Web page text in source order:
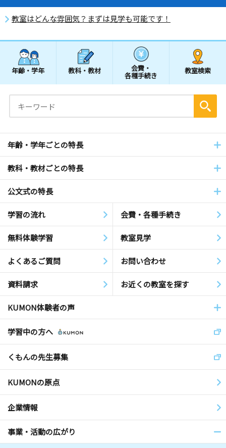
教室はどんな雰囲気？まずは見学も可能です！
年齢・学年 教科・教材 会費・
各種手続き
教室検索
年齢・学年ごとの特長
教科・教材ごとの特長
公文式の特長
学習の流れ 会費・各種手続き
無料体験学習 教室見学
よくあるご質問 お問い合わせ
資料請求 お近くの教室を探す
KUMON体験者の声
学習中の方へ
くもんの先生募集
KUMONの原点
企業情報
事業・活動の広がり